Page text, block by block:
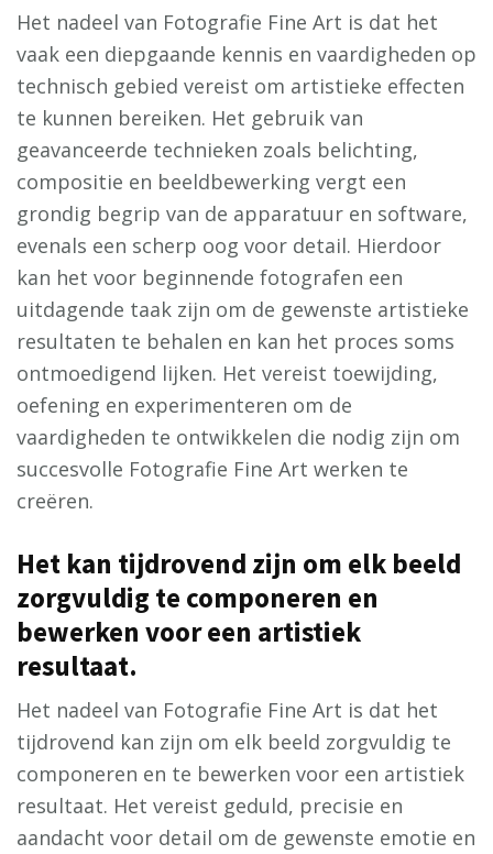
Het nadeel van Fotografie Fine Art is dat het
vaak een diepgaande kennis en vaardigheden op
technisch gebied vereist om artistieke effecten
te kunnen bereiken. Het gebruik van
geavanceerde technieken zoals belichting,
compositie en beeldbewerking vergt een
grondig begrip van de apparatuur en software,
evenals een scherp oog voor detail. Hierdoor
kan het voor beginnende fotografen een
uitdagende taak zijn om de gewenste artistieke
resultaten te behalen en kan het proces soms
ontmoedigend lijken. Het vereist toewijding,
oefening en experimenteren om de
vaardigheden te ontwikkelen die nodig zijn om
succesvolle Fotografie Fine Art werken te
creëren.
Het kan tijdrovend zijn om elk beeld
zorgvuldig te componeren en
bewerken voor een artistiek
resultaat.
Het nadeel van Fotografie Fine Art is dat het
tijdrovend kan zijn om elk beeld zorgvuldig te
componeren en te bewerken voor een artistiek
resultaat. Het vereist geduld, precisie en
aandacht voor detail om de gewenste emotie en